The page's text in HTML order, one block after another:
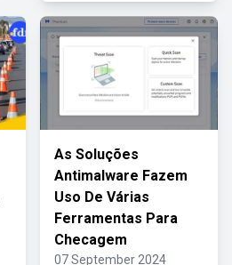
As Soluções
Antimalware Fazem
Uso De Várias
Ferramentas Para
Checagem
07 September 2024